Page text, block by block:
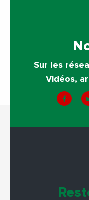
Sur les
Vidéos,